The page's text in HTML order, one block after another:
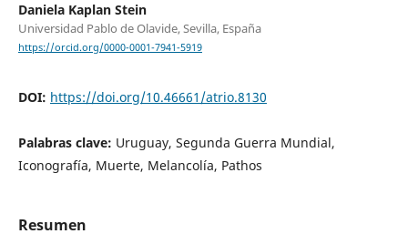
Daniela Kaplan Stein
Universidad Pablo de Olavide, Sevilla, España
https://orcid.org/0000-0001-7941-5919
DOI: https://doi.org/10.46661/atrio.8130
Palabras clave: Uruguay, Segunda Guerra Mundial,
Iconografía, Muerte, Melancolía, Pathos
Resumen